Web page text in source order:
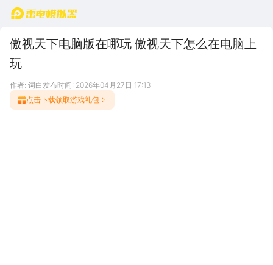
首页
傲视天下电脑版在哪玩 傲视天下怎么在电脑上
玩
作者: 词白发布时间: 2026年04月27日 17:13
点击下载领取游戏礼包